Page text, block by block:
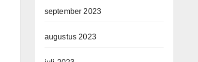
september 2023
augustus 2023